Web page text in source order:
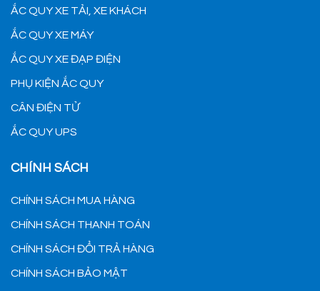
ẮC QUY XE TẢI, XE KHÁCH
ẮC QUY XE MÁY
ẮC QUY XE ĐẠP ĐIỆN
PHỤ KIỆN ẮC QUY
CÂN ĐIỆN TỬ
ẮC QUY UPS
CHÍNH SÁCH
CHÍNH SÁCH MUA HÀNG
CHÍNH SÁCH THANH TOÁN
CHÍNH SÁCH ĐỔI TRẢ HÀNG
CHÍNH SÁCH BẢO MẬT